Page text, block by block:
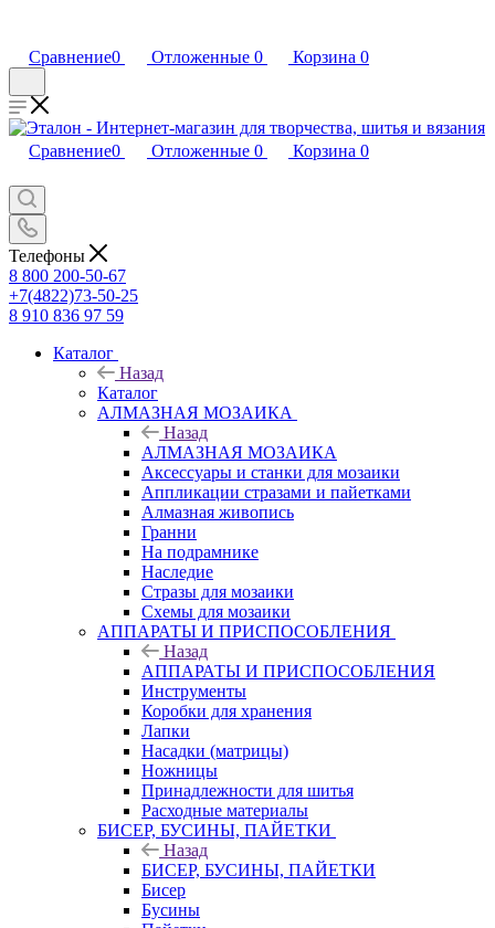
Сравнение0 Отложенные 0 Корзина 0
Сравнение0 Отложенные 0 Корзина 0
Телефоны
8 800 200-50-67
+7(4822)73-50-25
8 910 836 97 59
Каталог
Назад
Каталог
АЛМАЗНАЯ МОЗАИКА
Назад
АЛМАЗНАЯ МОЗАИКА
Аксессуары и станки для мозаики
Аппликации стразами и пайетками
Алмазная живопись
Гранни
На подрамнике
Наследие
Стразы для мозаики
Схемы для мозаики
АППАРАТЫ И ПРИСПОСОБЛЕНИЯ
Назад
АППАРАТЫ И ПРИСПОСОБЛЕНИЯ
Инструменты
Коробки для хранения
Лапки
Насадки (матрицы)
Ножницы
Принадлежности для шитья
Расходные материалы
БИСЕР, БУСИНЫ, ПАЙЕТКИ
Назад
БИСЕР, БУСИНЫ, ПАЙЕТКИ
Бисер
Бусины